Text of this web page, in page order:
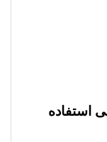
استفاده